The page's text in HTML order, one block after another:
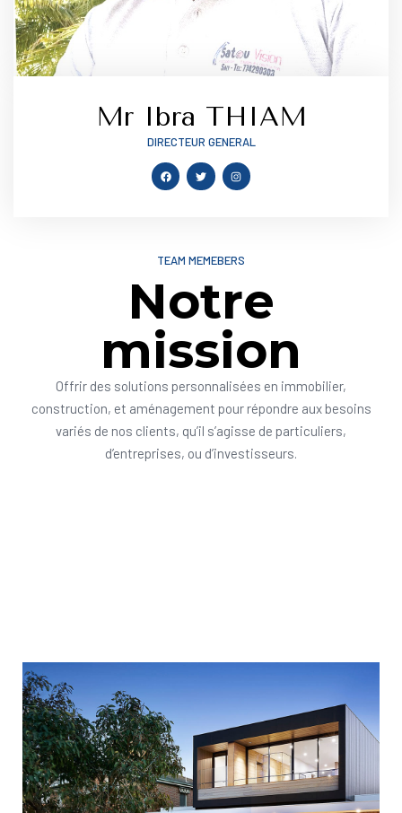
Mr Ibra THIAM
DIRECTEUR GENERAL
TEAM MEMEBERS
Notre
mission
Offrir des solutions personnalisées en immobilier,
construction, et aménagement pour répondre aux besoins
variés de nos clients, qu’il s’agisse de particuliers,
d’entreprises, ou d’investisseurs.